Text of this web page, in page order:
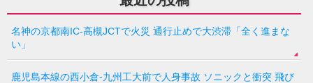
名神の京都南IC-高槻JCTで火災 通行止めで大渋滞「全く進まな
い」
鹿児島本線の西小倉-九州工大前で人身事故 ソニックと衝突 飛び